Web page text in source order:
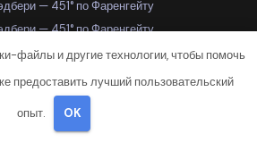
— 451° по Фаренгейту
— 451° по Фаренгейту
— 451° по Фаренгейту
— 451° по Фаренгейту
— 451° по Фаренгейту
— 451° по Фаренгейту
файлы и другие технологии, чтобы помочь
предоставить лучший пользовательский
опыт. OK